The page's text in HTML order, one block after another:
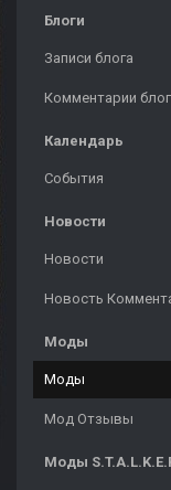
Блоги
Записи блога
Комментарии
Календарь
События
Новости
Новости
Новость
Моды
Моды
Мод Отзывы
Моды